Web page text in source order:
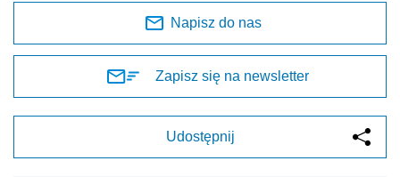
Napisz do nas
Zapisz się na newsletter
Udostępnij